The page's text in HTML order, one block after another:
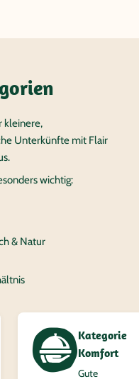
kleinere,
Unterkünfte mit Flair
wichtig:
& Natur
Kategorie
Komfort
Gute